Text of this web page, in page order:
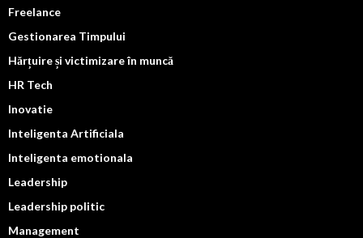
Freelance
Gestionarea Timpului
Hărțuire și victimizare în muncă
HR Tech
Inovatie
Inteligenta Artificiala
Inteligenta emotionala
Leadership
Leadership politic
Management